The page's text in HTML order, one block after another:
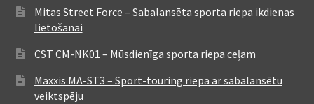
Mitas Street Force – Sabalansēta sporta riepa ikdienas
lietošanai
CST CM-NK01 – Mūsdienīga sporta riepa ceļam
Maxxis MA-ST3 – Sport-touring riepa ar sabalansētu
veiktspēju